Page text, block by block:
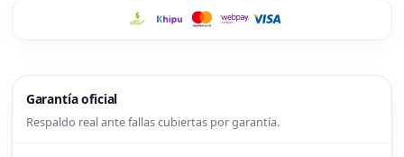
Garantía oficial
Respaldo real ante fallas cubiertas por garantía.